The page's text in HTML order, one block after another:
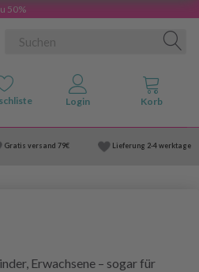
50%
Gratis versand 79€ Lieferung 2-4 werktage
Erwachsene – sogar für